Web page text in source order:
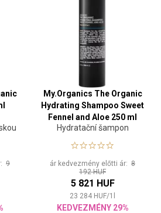
9
My.Organics The Organic
Hydrating Shampoo Sweet
Fennel and Aloe 250 ml
Hydratační šampon
ár kedvezmény előtti ár: 8
192 HUF
5 821 HUF
23 284 HUF/1
KEDVEZMÉNY 29%